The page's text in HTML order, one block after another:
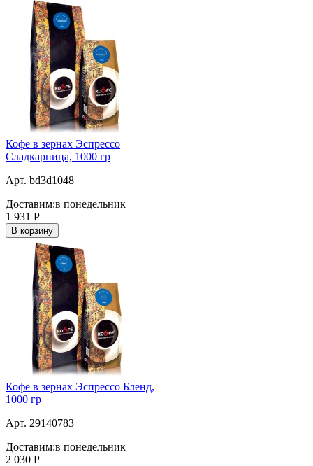
Кофе в зернах Эспрессо
Сладкарница, 1000 гр
Арт. bd3d1048
Доставим:в понедельник
1 931 Р
В корзину
Кофе в зернах Эспрессо Бленд,
1000 гр
Арт. 29140783
Доставим:в понедельник
2 030 Р